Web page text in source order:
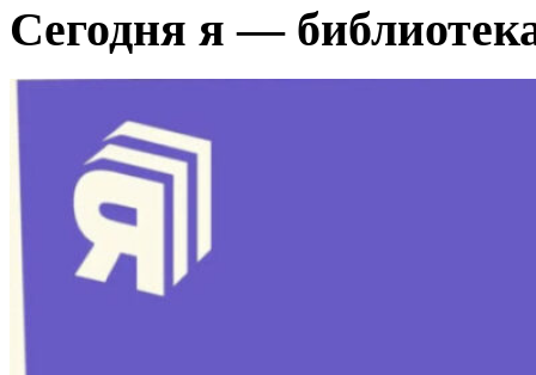
Сегодня я —